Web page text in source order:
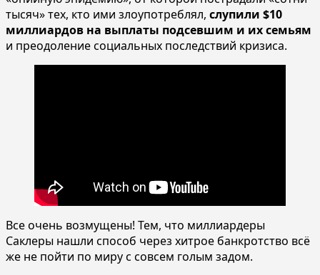
тысяч» тех, кто ими злоупотреблял, слупили $10
миллиардов на выплаты подсевшим и их семьям
и преодоление социальных последствий кризиса.
Все очень возмущены! Тем, что миллиардеры
Саклеры нашли способ через хитрое банкротство всё
же не пойти по миру с совсем голым задом.